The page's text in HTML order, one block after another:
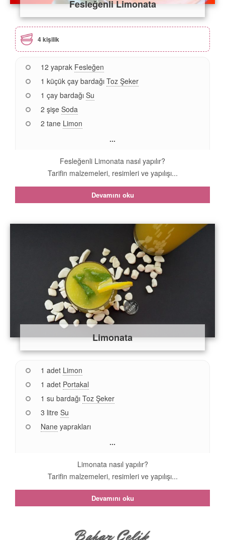
Fesleğenli Limonata
4 kişilik
12 yaprak Fesleğen
1 küçük çay bardağı Toz Şeker
1 çay bardağı Su
2 şişe Soda
2 tane Limon
...
Fesleğenli Limonata nasıl yapılır?
Tarifin malzemeleri, resimleri ve yapılışı...
Devamını oku
Limonata
1 adet Limon
1 adet Portakal
1 su bardağı Toz Şeker
3 litre Su
Nane yaprakları
...
Limonata nasıl yapılır?
Tarifin malzemeleri, resimleri ve yapılışı...
Devamını oku